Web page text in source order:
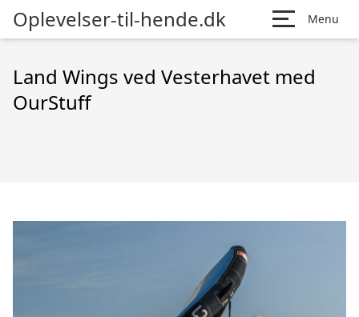
Oplevelser-til-hende.dk Menu
Land Wings ved Vesterhavet med
OurStuff